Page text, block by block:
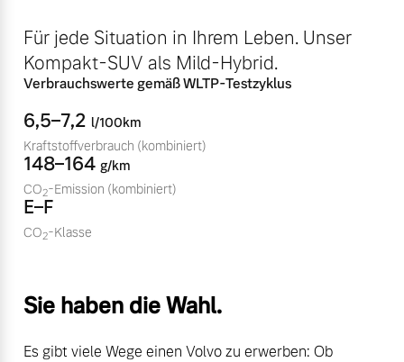
Fahrzeug konfigurieren
Sofort verfügbare Fahrzeuge
Editionsmodelle
direkt an.
Mehr erfahren
Entdecken Sie unsere
Finanzierung & Leasing
Für jede Situation in Ihrem Leben. Unser
Kompakt-SUV als Mild-Hybrid.
Verbrauchswerte gemäß WLTP-Testzyklus
6,5–7,2 l/100km
Kraftstoffverbrauch (kombiniert)
148–164 g/km
CO2-Emission (kombiniert)
E–F
CO2-Klasse
Sie haben die Wahl.
Es gibt viele Wege einen Volvo zu erwerben: Ob